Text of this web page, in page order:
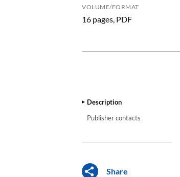
VOLUME/FORMAT
16 pages, PDF
Description
Publisher contacts
Share